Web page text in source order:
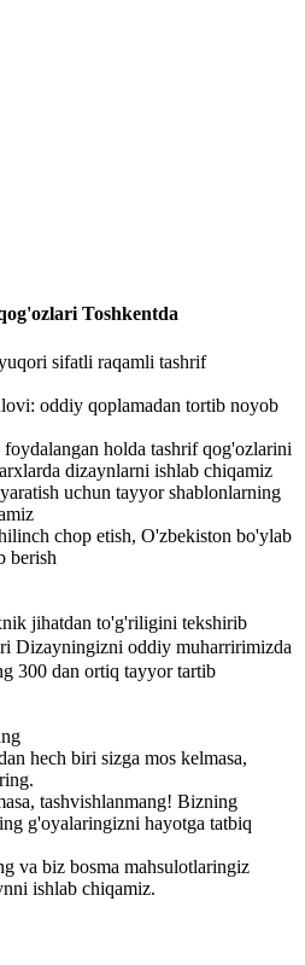
Toshkentda
sifatli raqamli tashrif
oddiy qoplamadan tortib noyob
holda tashrif qog'ozlarini
dizaynlarni ishlab chiqamiz
uchun tayyor shablonlarning
chop etish, O'zbekiston bo'ylab
berish
jihatdan to'g'riligini tekshirib
Dizayningizni oddiy muharririmizda
300 dan ortiq tayyor tartib
hech biri sizga mos kelmasa,
tashvishlanmang! Bizning
g'oyalaringizni hayotga tatbiq
va biz bosma mahsulotlaringiz
ishlab chiqamiz.